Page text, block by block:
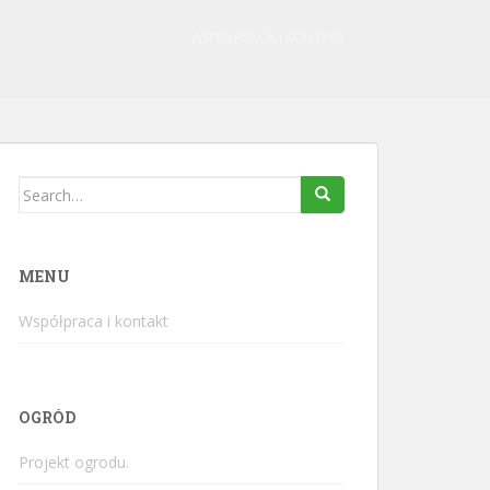
Search
MENU
Współpraca i kontakt
OGRÓD
Projekt ogrodu.